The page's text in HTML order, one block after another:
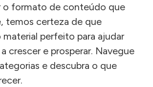
o formato de conteúdo que
temos certeza de que
perfeito para ajudar
crescer e prosperar. Navegue
e descubra o que